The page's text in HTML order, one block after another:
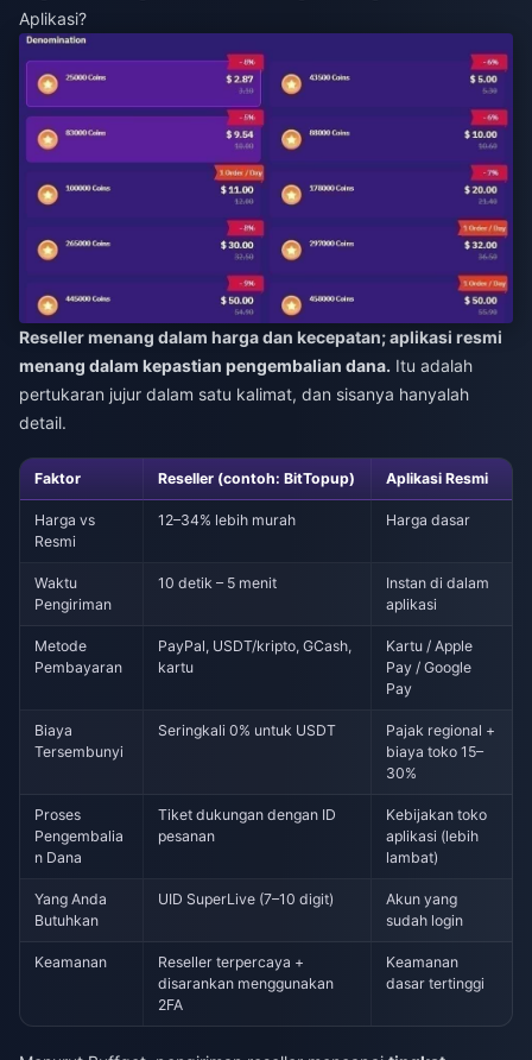
Aplikasi?
Reseller menang dalam harga dan kecepatan; aplikasi resmi
menang dalam kepastian pengembalian dana. Itu adalah
pertukaran jujur dalam satu kalimat, dan sisanya hanyalah
detail.
Faktor Reseller (contoh: BitTopup) Aplikasi Resmi
Harga vs
Resmi
12–34% lebih murah Harga dasar
Waktu
Pengiriman
10 detik – 5 menit
Instan di dalam
aplikasi
Metode
Pembayaran
PayPal, USDT/kripto, GCash,
kartu
Kartu / Apple
Pay / Google
Pay
Biaya
Tersembunyi
Seringkali 0% untuk USDT
Pajak regional +
biaya toko 15–
30%
Proses
Pengembalia
n Dana
Tiket dukungan dengan ID
pesanan
Kebijakan toko
aplikasi (lebih
lambat)
Yang Anda
Butuhkan
UID SuperLive (7–10 digit)
Akun yang
sudah login
Keamanan
Reseller terpercaya +
disarankan menggunakan
2FA
Keamanan
dasar tertinggi